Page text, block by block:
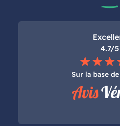
4.7/5
Sur la base de